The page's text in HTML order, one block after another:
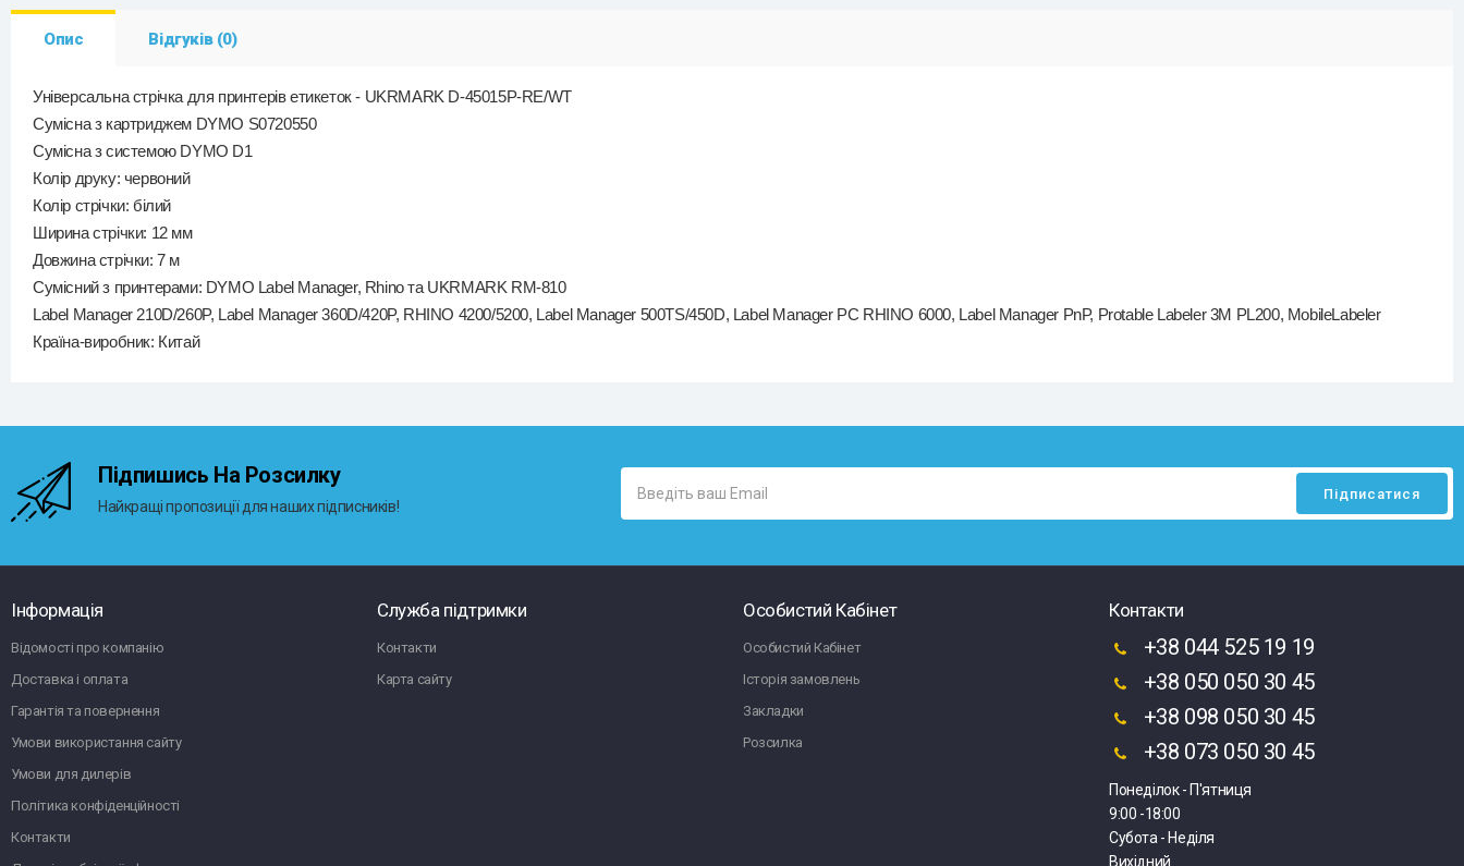
Опис Відгуків (0)
Універсальна стрічка для принтерів етикеток - UKRMARK D-45015P-RE/WT
Сумісна з картриджем DYMO S0720550
Сумісна з системою DYMO D1
Колір друку: червоний
Колір стрічки: білий
Ширина стрічки: 12 мм
Довжина стрічки: 7 м
Сумісний з принтерами: DYMO Label Manager, Rhino та UKRMARK RM-810
Label Manager 210D/260P, Label Manager 360D/420P, RHINO 4200/5200, Label Manager 500TS/450D, Label Manager PC RHINO 6000, Label Manager PnP, Protable Labeler 3M PL200, MobileLabeler
Країна-виробник: Китай
Підпишись На Розсилку
Найкращі пропозиції для наших підписників!
Інформація
Відомості про компанію
Доставка і оплата
Гарантія та повернення
Умови використання сайту
Умови для дилерів
Політика конфіденційності
Контакти
Служба підтримки
Контакти
Карта сайту
Особистий Кабінет
Особистий Кабінет
Історія замовлень
Закладки
Розсилка
Контакти
+38 044 525 19 19
+38 050 050 30 45
+38 098 050 30 45
+38 073 050 30 45
Понеділок - П'ятниця
9:00 -18:00
Субота - Неділя
Вихідний